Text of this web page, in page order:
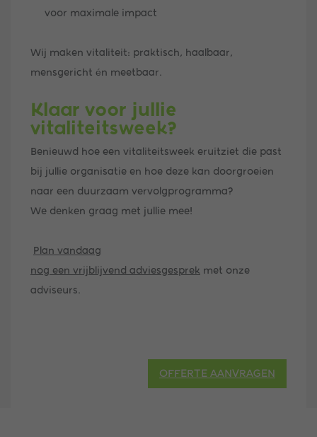
voor maximale impact
Wij maken vitaliteit: praktisch, haalbaar,
mensgericht én meetbaar.
Klaar voor jullie
vitaliteitsweek?
Benieuwd hoe een vitaliteitsweek eruitziet die past
bij jullie organisatie en hoe deze kan doorgroeien
naar een duurzaam vervolgprogramma?
We denken graag met jullie mee!
Plan vandaag
nog een vrijblijvend adviesgesprek met onze
adviseurs.
OFFERTE AANVRAGEN